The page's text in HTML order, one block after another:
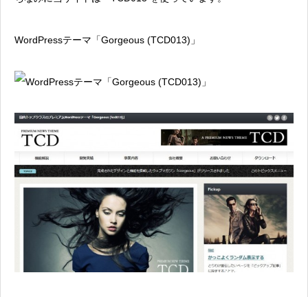
WordPressテーマ「Gorgeous (TCD013)」